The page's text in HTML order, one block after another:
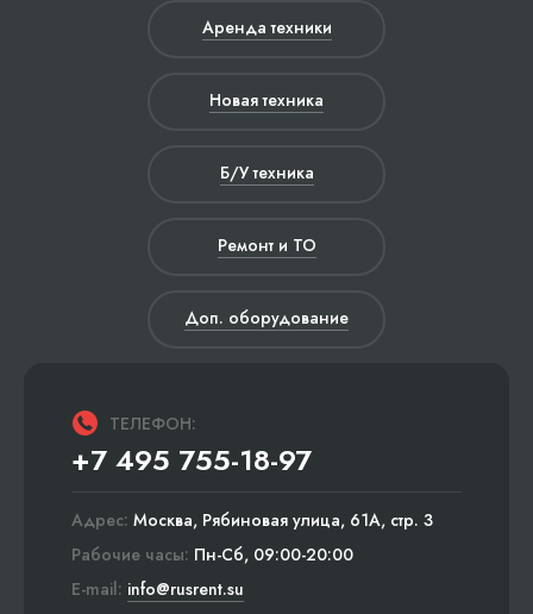
Аренда техники
Новая техника
Б/У техника
Ремонт и ТО
Доп. оборудование
ТЕЛЕФОН:
+7 495 755-18-97
Адрес: Москва, Рябиновая улица, 61А, стр. 3
Рабочие часы: Пн-Сб, 09:00-20:00
E-mail: info@rusrent.su